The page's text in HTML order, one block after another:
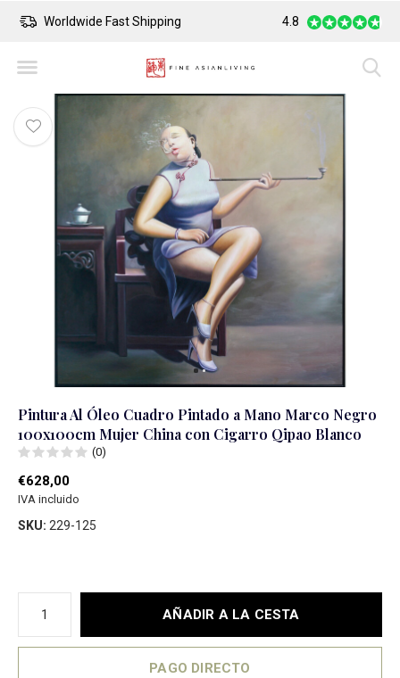
Worldwide Fast Shipping Safe Payment
4.8
Pintura Al Óleo Cuadro Pintado a Mano Marco Negro
100x100cm Mujer China con Cigarro Qipao Blanco
(0)
€628,00
IVA incluido
SKU: 229-125
AÑADIR A LA CESTA
PAGO DIRECTO